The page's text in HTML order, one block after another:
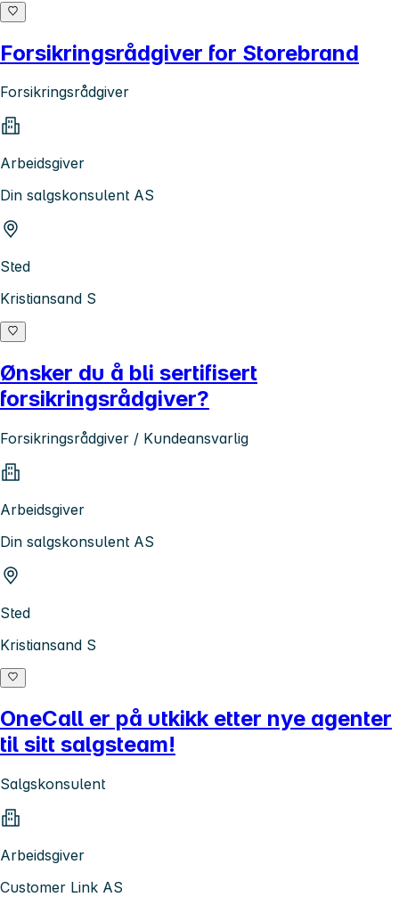
Forsikringsrådgiver for Storebrand
Forsikringsrådgiver
Arbeidsgiver
Din salgskonsulent AS
Sted
Kristiansand S
Ønsker du å bli sertifisert
forsikringsrådgiver?
Forsikringsrådgiver / Kundeansvarlig
Arbeidsgiver
Din salgskonsulent AS
Sted
Kristiansand S
OneCall er på utkikk etter nye agenter
til sitt salgsteam!
Salgskonsulent
Arbeidsgiver
Customer Link AS